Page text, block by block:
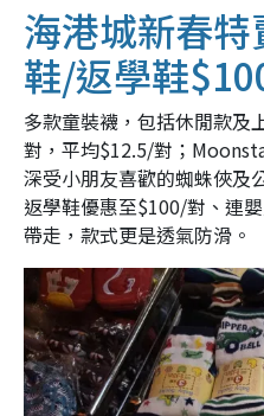
海港城新春
鞋/返學鞋
多款童裝襪，包括休閒款及
對，平均$12.5/對；
深受小朋友喜歡的蜘蛛俠及
返學鞋優惠至$100/對、連
帶走，款式更是透氣防滑。